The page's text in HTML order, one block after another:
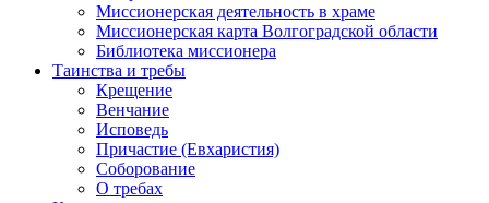
Миссионерская деятельность в храме
Миссионерская карта Волгоградской области
Библиотека миссионера
Таинства и требы
Крещение
Венчание
Исповедь
Причастие (Евхаристия)
Соборование
О требах